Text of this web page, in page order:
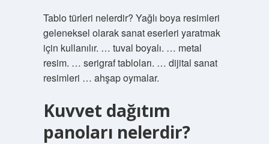
Tablo türleri nelerdir? Yağlı boya resimleri
geleneksel olarak sanat eserleri yaratmak
için kullanılır. … tuval boyalı. … metal
resim. … serigraf tabloları. … dijital sanat
resimleri … ahşap oymalar.
Kuvvet dağıtım
panoları nelerdir?